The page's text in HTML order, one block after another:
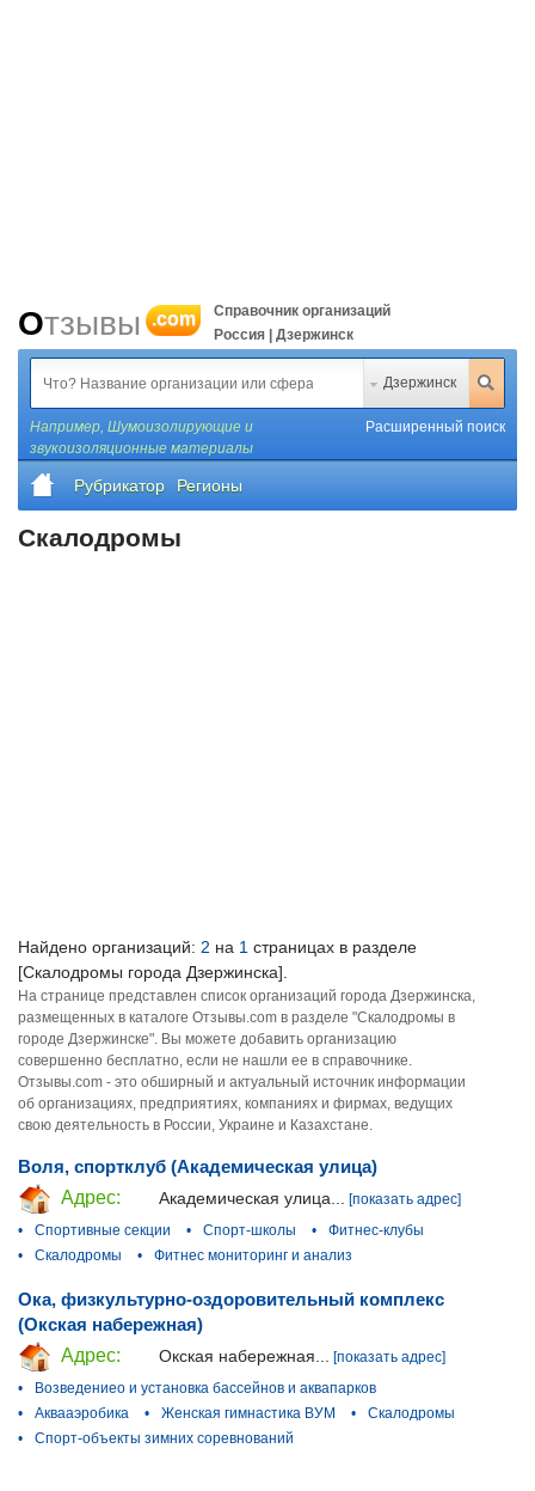
Отзывы .com
Справочник организаций
Россия | Дзержинск
Дзержинск
Например, Шумоизолирующие и
звукоизоляционные материалы
Расширенный поиск
Рубрикатор Регионы
Скалодромы
Найдено организаций: 2 на 1 страницах в разделе
[Скалодромы города Дзержинска].
На странице представлен список организаций города Дзержинска,
размещенных в каталоге Отзывы.com в разделе "Скалодромы в
городе Дзержинске". Вы можете добавить организацию
совершенно бесплатно, если не нашли ее в справочнике.
Отзывы.com - это обширный и актуальный источник информации
об организациях, предприятиях, компаниях и фирмах, ведущих
свою деятельность в России, Украине и Казахстане.
Воля, спортклуб (Академическая улица)
Адрес:
Академическая улица...
[показать адрес]
•
Спортивные секции • Спорт-школы •
Фитнес-клубы
•
Скалодромы • Фитнес мониторинг и анализ
Ока, физкультурно-оздоровительный комплекс
(Окская набережная)
Адрес:
Окская набережная...
[показать адрес]
•
Возведениео и установка бассейнов и аквапарков
•
Аквааэробика • Женская гимнастика ВУМ •
Скалодромы
•
Спорт-объекты зимних соревнований